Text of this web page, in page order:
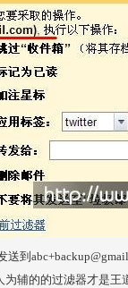
到
为辅的的过滤器才是王